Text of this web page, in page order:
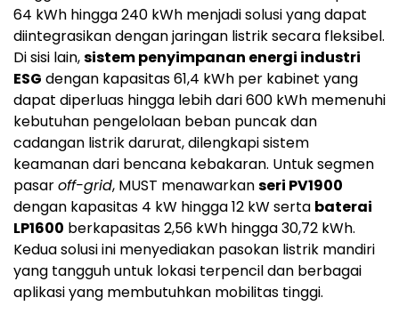
64 kWh hingga 240 kWh menjadi solusi yang dapat
diintegrasikan dengan jaringan listrik secara fleksibel.
Di sisi lain,sistem penyimpanan energi industri
ESG dengan kapasitas 61,4 kWh per kabinet yang
dapat diperluas hingga lebih dari 600 kWh memenuhi
kebutuhan pengelolaan beban puncak dan
cadangan listrik darurat, dilengkapi sistem
keamanan dari bencana kebakaran. Untuk segmen
pasaroff-grid, MUST menawarkanseri PV1900
dengan kapasitas 4 kW hingga 12 kW serta baterai
LP1600 berkapasitas 2,56 kWh hingga 30,72 kWh.
Kedua solusi ini menyediakan pasokan listrik mandiri
yang tangguh untuk lokasi terpencil dan berbagai
aplikasi yang membutuhkan mobilitas tinggi.